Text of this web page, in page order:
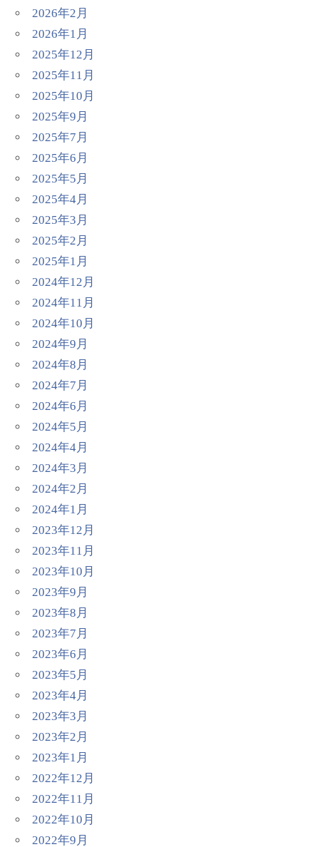
2026年2月
2026年1月
2025年12月
2025年11月
2025年10月
2025年9月
2025年7月
2025年6月
2025年5月
2025年4月
2025年3月
2025年2月
2025年1月
2024年12月
2024年11月
2024年10月
2024年9月
2024年8月
2024年7月
2024年6月
2024年5月
2024年4月
2024年3月
2024年2月
2024年1月
2023年12月
2023年11月
2023年10月
2023年9月
2023年8月
2023年7月
2023年6月
2023年5月
2023年4月
2023年3月
2023年2月
2023年1月
2022年12月
2022年11月
2022年10月
2022年9月